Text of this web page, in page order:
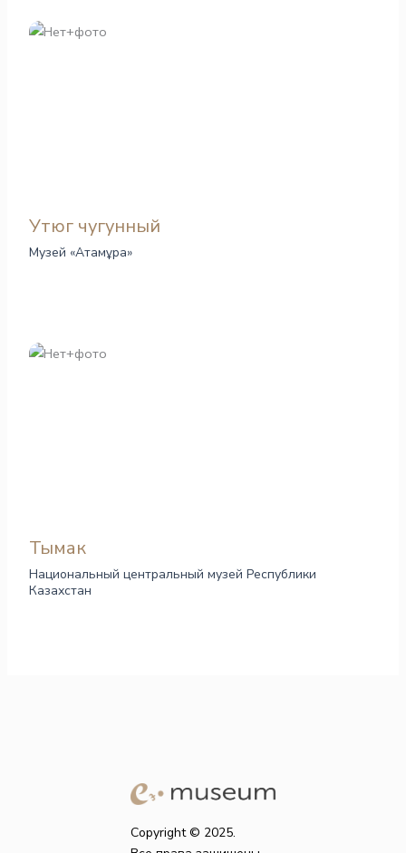
Утюг чугунный
Музей «Атамұра»
Тымак
Национальный центральный музей Республики
Казахстан
Copyright © 2025.